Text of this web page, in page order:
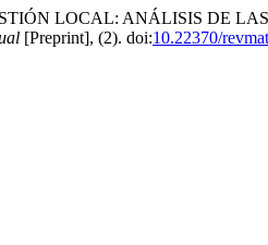
LOCAL: ANÁLISIS DE
[Preprint], (2). doi:10.22370/